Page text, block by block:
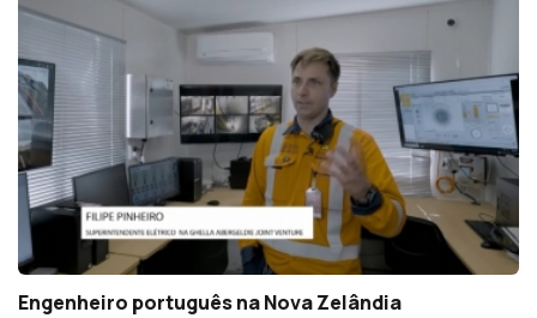
Engenheiro português na Nova Zelândia